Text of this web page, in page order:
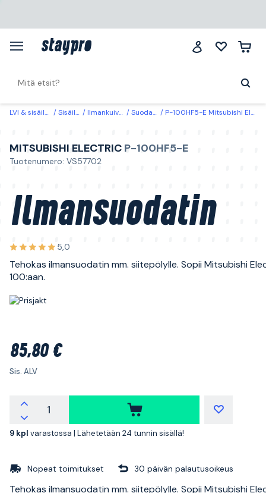
LVI & sisäilma Sisäilma Ilmankuivaimet Suodattimet P-100HF5-E Mitsubishi Electric Ilmansuodatin
MITSUBISHI ELECTRIC P-100HF5-E
Tuotenumero: VS57702
Ilmansuodatin
5,0
Tehokas ilmansuodatin mm. siitepölylle. Sopii Mitsubishi
100:aan.
85,80 €
Sis. ALV
9 kpl varastossa | Lähetetään 24 tunnin sisällä!
Nopeat toimitukset 30 päivän palautusoikeus
Tehokas ilmansuodatin mm. siitepölylle. Sopii Mitsubishi